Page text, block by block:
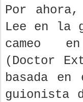
Por
Lee en la
cameo
(Doctor
basada
guionista